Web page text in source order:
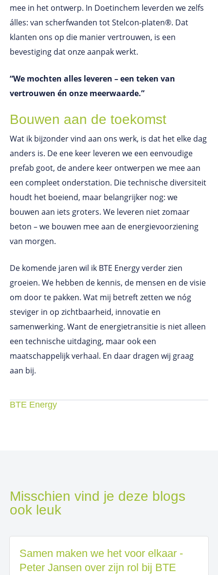
mee in het ontwerp. In Doetinchem leverden we zelfs
álles: van scherfwanden tot Stelcon-platen®. Dat
klanten ons op die manier vertrouwen, is een
bevestiging dat onze aanpak werkt.
“We mochten alles leveren – een teken van
vertrouwen én onze meerwaarde.”
Bouwen aan de toekomst
Wat ik bijzonder vind aan ons werk, is dat het elke dag
anders is. De ene keer leveren we een eenvoudige
prefab goot, de andere keer ontwerpen we mee aan
een compleet onderstation. Die technische diversiteit
houdt het boeiend, maar belangrijker nog: we
bouwen aan iets groters. We leveren niet zomaar
beton – we bouwen mee aan de energievoorziening
van morgen.
De komende jaren wil ik BTE Energy verder zien
groeien. We hebben de kennis, de mensen en de visie
om door te pakken. Wat mij betreft zetten we nóg
steviger in op zichtbaarheid, innovatie en
samenwerking. Want de energietransitie is niet alleen
een technische uitdaging, maar ook een
maatschappelijk verhaal. En daar dragen wij graag
aan bij.
BTE Energy
Misschien vind je deze blogs
ook leuk
Samen maken we het voor elkaar -
Peter Jansen over zijn rol bij BTE